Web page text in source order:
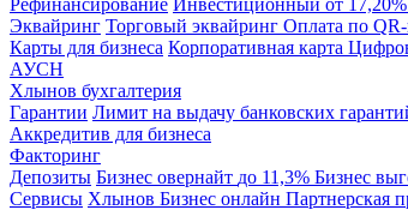
Рефинансирование Инвестиционный от 17,20%
Эквайринг Торговый эквайринг Оплата по
Карты для бизнеса Корпоративная карта
АУСН
Хлынов бухгалтерия
Гарантии Лимит на выдачу банковских
Аккредитив для бизнеса
Факторинг
Депозиты Бизнес овернайт до 11,3% Бизнес
Сервисы Хлынов Бизнес онлайн Партнерская